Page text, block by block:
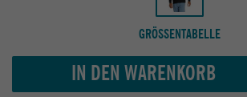
GRÖSSENTABELLE
IN DEN WARENKORB